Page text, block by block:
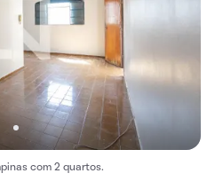
com 2 quartos.